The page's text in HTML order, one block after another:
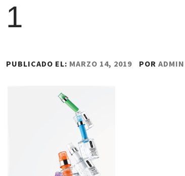
1
PUBLICADO EL: MARZO 14, 2019 POR ADMIN